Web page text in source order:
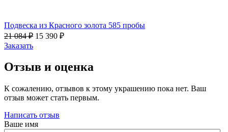
Подвеска из Красного золота 585 пробы
21 084 ₽ 15 390 ₽
Заказать
Отзыв и оценка
К сожалению, отзывов к этому украшению пока нет. Ваш
отзыв может стать первым.
Написать отзыв
Ваше имя